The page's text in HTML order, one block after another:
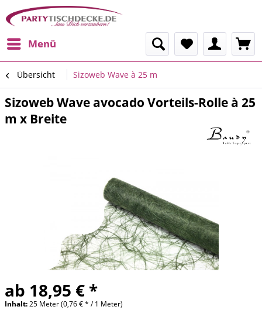
Menü
Übersicht Sizoweb Wave à 25 m
Sizoweb Wave avocado Vorteils-Rolle à 25
m x Breite
ab 18,95 € *
Inhalt:25 Meter (0,76 € * / 1 Meter)